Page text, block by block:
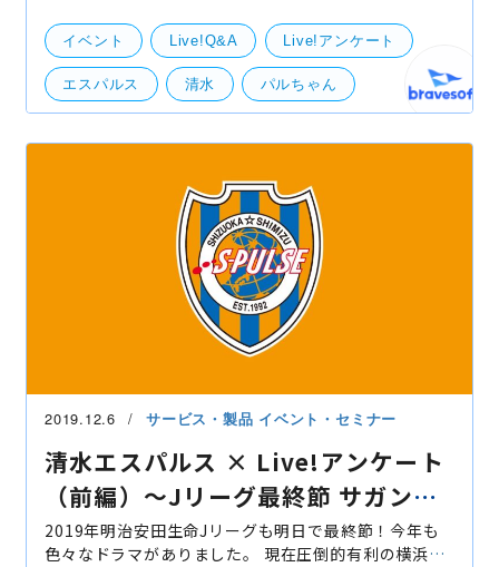
を掛けた一戦、頼れるエースストライカー・ドウグラ
ス
イベント Live!Q&A Live!アンケート
エスパルス 清水 パルちゃん
2019.12.6 サービス・製品 イベント・セミナー
清水エスパルス × Live!アンケート
（前編）〜Jリーグ最終節 サガン鳥
栖戦〜
2019年明治安田生命Jリーグも明日で最終節！今年も
色々なドラマがありました。 現在圧倒的有利の横浜